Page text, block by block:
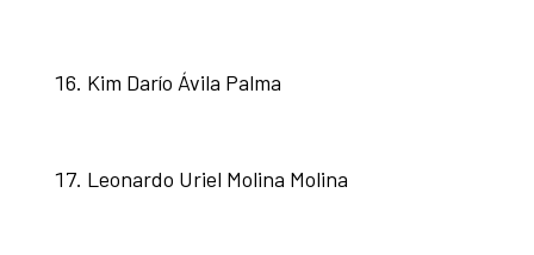
Kim Darío Ávila Palma
Leonardo Uriel Molina Molina